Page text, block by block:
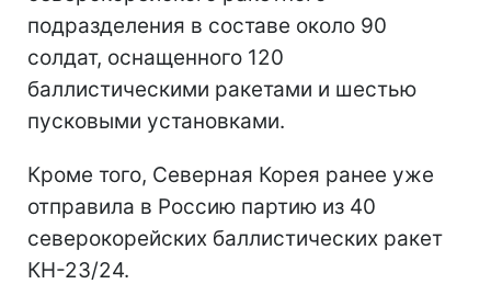
подразделения в составе около 90
солдат, оснащенного 120
баллистическими ракетами и шестью
пусковыми установками.
Кроме того, Северная Корея ранее уже
отправила в Россию партию из 40
северокорейских баллистических ракет
КН-23/24.